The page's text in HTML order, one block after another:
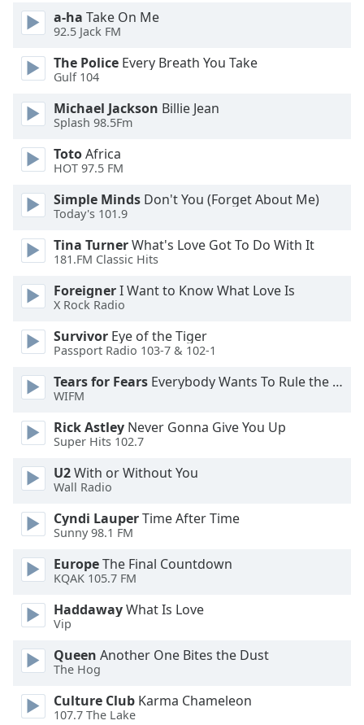
dialog
window.
Escape
cancel
and
close
Text
Color
Opacity
Text
Background
Background
Color
Opacity
Font
Size
Text
Edge
Style
a-ha Take On Me
92.5 Jack FM
The Police Every Breath You Take
Gulf 104
Michael Jackson Billie Jean
Splash 98.5Fm
TotoAfrica
HOT 97.5 FM
Simple Minds Don't You (Forget About Me)
Today's 101.9
Tina TurnerWhat's Love Got To Do With It
181.FM Classic Hits
ForeignerI Want to Know What Love Is
X Rock Radio
Survivor Eye of the Tiger
Passport Radio 103-7 & 102-1
Tears for Fears Everybody Wants To Rule the World
WIFM
Rick Astley Never Gonna Give You Up
Super Hits 102.7
U2With or Without You
Wall Radio
Cyndi LauperTime After Time
Sunny 98.1 FM
EuropeThe Final Countdown
KQAK 105.7 FM
HaddawayWhat Is Love
Vip
Queen Another One Bites the Dust
The Hog
Culture Club Karma Chameleon
107.7 The Lake